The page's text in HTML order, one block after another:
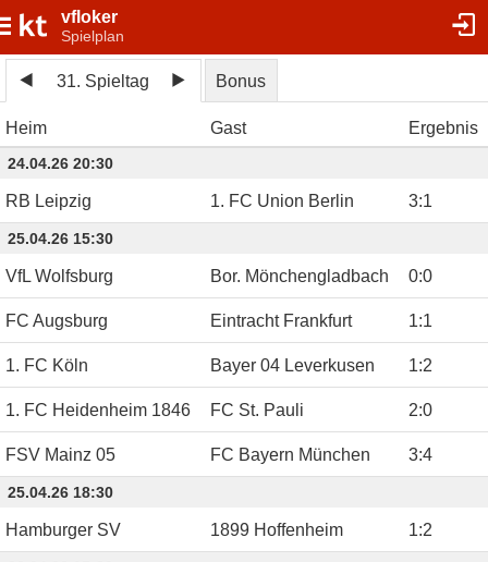
vfloker
Spielplan
31. Spieltag Bonus
Heim Gast Ergebnis
24.04.26 20:30
RB Leipzig 1. FC Union Berlin 3:1
25.04.26 15:30
VfL Wolfsburg Bor. Mönchengladbach 0:0
FC Augsburg Eintracht Frankfurt 1:1
1. FC Köln Bayer 04 Leverkusen 1:2
1. FC Heidenheim 1846 FC St. Pauli 2:0
FSV Mainz 05 FC Bayern München 3:4
25.04.26 18:30
Hamburger SV 1899 Hoffenheim 1:2